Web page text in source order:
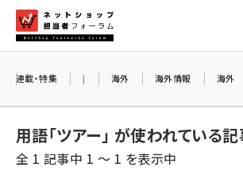
ン
ネットショップ担当者
連載・特集 | 海外 海外情報 海外
用語「ツアー」 が使われている
全 1 記事中 1 ～ 1 を表示中